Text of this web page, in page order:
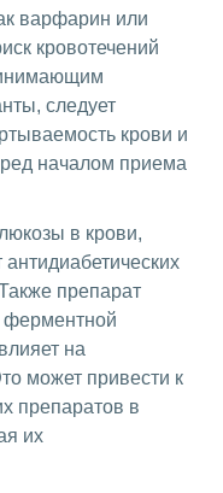
варфарин или
кровотечений
следует
крови и
началом приема
в крови,
препарат
ферментной
на
может привести к
препаратов в
их